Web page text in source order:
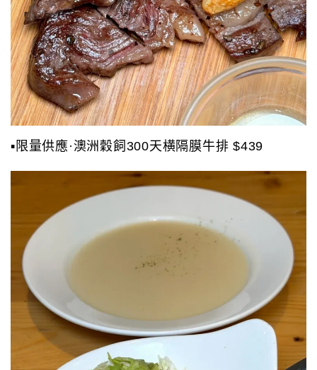
▪️限量供應·澳洲穀飼300天横隔膜牛排 $439